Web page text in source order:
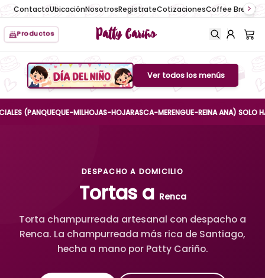
ContactoUbicaciónNosotrosRegistrateCotizacionesCoffee Break
Productos Patty Cariño
Boton de menu
Ver todos los menús
(PANQUEQUE-MILHOJAS-HOJARASCA-MERENGUE-REINA ANA) SOLO HASTA
DESPACHO A DOMICILIO
Tortas a Renca
Torta champurreada artesanal con despacho a
Renca. La champurreada más rica de Santiago,
hecha a mano por Patty Cariño.